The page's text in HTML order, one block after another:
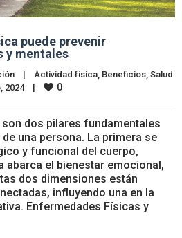
puede prevenir
y mentales
| Actividad física Beneficios Salud
2024 | 0
dos pilares fundamentales
una persona. La primera se
y funcional del cuerpo,
abarca el bienestar emocional,
dos dimensiones están
influyendo una en la
Enfermedades Físicas y